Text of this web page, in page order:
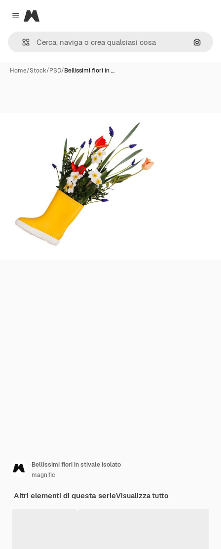
Close menu
Magnific
Cerca
Home/Stock/PSD/Bellissimi fiori in …
Bellissimi fiori in stivale isolato
magnific
Altri elementi di questa serieVisualizza tutto